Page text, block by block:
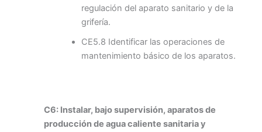
regulación del aparato sanitario y de la
grifería.
CE5.8 Identificar las operaciones de
mantenimiento básico de los aparatos.
C6: Instalar, bajo supervisión, aparatos de
producción de agua caliente sanitaria y